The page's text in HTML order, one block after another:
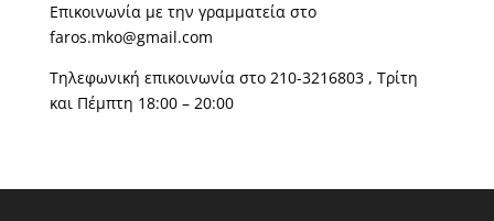
Επικοινωνία με την γραμματεία στο
faros.mko@gmail.com
Τηλεφωνική επικοινωνία στο 210-3216803 , Τρίτη
και Πέμπτη 18:00 – 20:00